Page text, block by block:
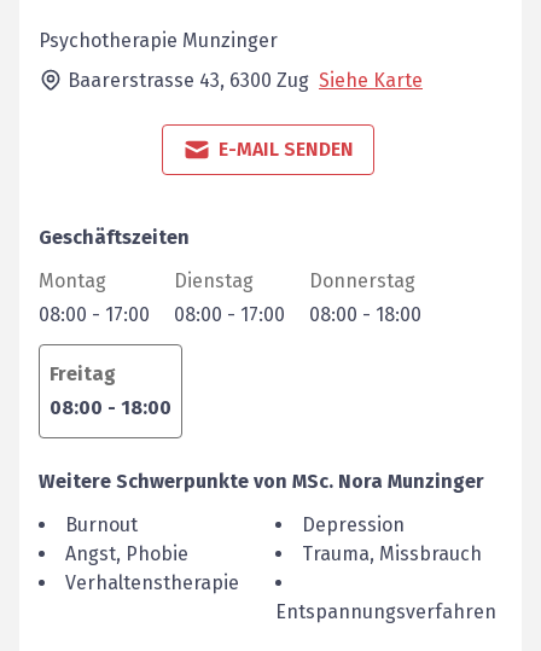
Psychotherapie Munzinger
Baarerstrasse 43, 6300 Zug Siehe Karte
E-MAIL SENDEN
Geschäftszeiten
Montag
08:00 - 17:00
Dienstag
08:00 - 17:00
Donnerstag
08:00 - 18:00
Freitag
08:00 - 18:00
Weitere Schwerpunkte von MSc. Nora Munzinger
Burnout
Depression
Angst, Phobie
Trauma, Missbrauch
Verhaltenstherapie
Entspannungsverfahren